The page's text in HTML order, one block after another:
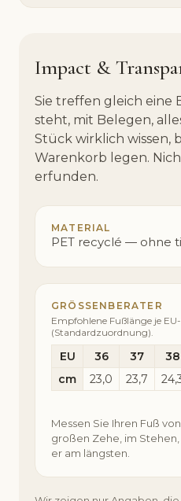
Impact &
Sie treffen gleich eine
steht, mit Belegen,
Stück wirklich wissen,
Warenkorb legen.
erfunden.
MATERIAL
PET recyclé — ohne
GRÖSSENBERATER
Empfohlene Fußlänge je
(Standardzuordnung).
EU 36 37 38
cm
23,0 23,7
Messen Sie Ihren Fuß
großen Zehe, im
er am längsten.